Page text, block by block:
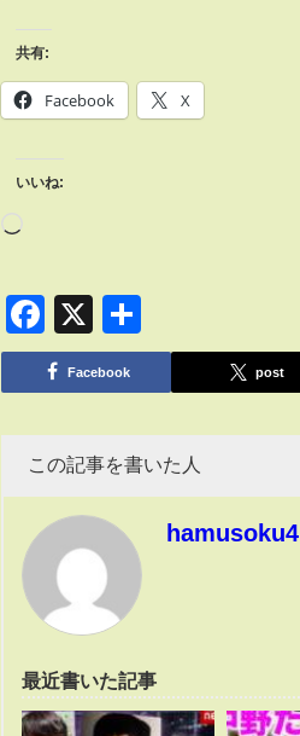
共有:
Facebook X
いいね:
Facebook
X
有
Facebook post
この記事を書いた人
hamusoku4
最近書いた記事